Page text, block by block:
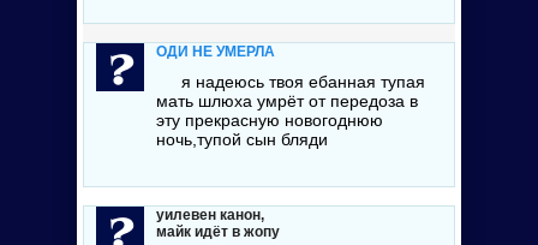
ОДИ НЕ УМЕРЛА
я надеюсь твоя ебанная тупая
мать шлюха умрёт от передоза в
эту прекрасную новогоднюю
ночь,тупой сын бляди
уилевен канон,
майк идёт в жопу